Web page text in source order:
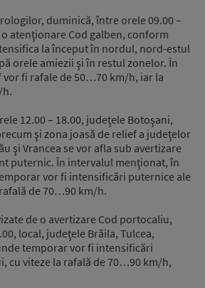
duminică, între orele 09.00 –
atenţionare Cod galben, conform
la început în nordul, nord-estul
orele amiezii şi în restul zonelor. În
vor fi rafale de 50…70 km/h, iar la
12.00 – 18.00, judeţele Botoşani,
şi zona joasă de relief a judeţelor
şi Vrancea se vor afla sub avertizare
puternic. În intervalul menţionat, în
vor fi intensificări puternice ale
de 70…90 km/h.
de o avertizare Cod portocaliu,
local, judeţele Brăila, Tulcea,
temporar vor fi intensificări
cu viteze la rafală de 70…90 km/h,